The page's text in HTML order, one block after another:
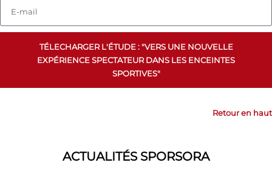
TÉLECHARGER L'ÉTUDE : "VERS UNE NOUVELLE
EXPÉRIENCE SPECTATEUR DANS LES ENCEINTES
SPORTIVES"
Retour en haut
ACTUALITÉS SPORSORA